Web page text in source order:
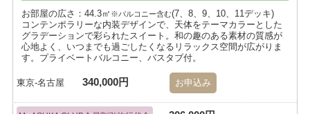
お部屋の広さ：44.3㎡ ※バルコニー含む(7、8、9、10、11デッキ)
コンテンポラリーな内装デザインで、天体をテーマカラーとした
グラデーションで彩られたスイート。和の趣のある素材の質感が
心地よく、いつまでも過ごしたくなるリラックス空間が広がりま
す。プライベートバルコニー、バスタブ付。
東京-名古屋 340,000円 お申込み